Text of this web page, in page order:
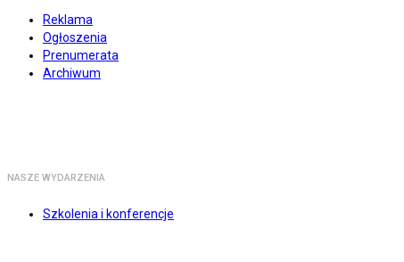
Reklama
Ogłoszenia
Prenumerata
Archiwum
NASZE WYDARZENIA
Szkolenia i konferencje